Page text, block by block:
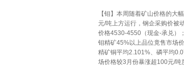
【钼】本周随着矿山价格的大
元/吨上方运行，钢企采购价被
价格4530-4550（现金-承兑）
钼精矿45%以上品位竟售市场
精矿铜平均2.101%、磷平均
场价格较3月份暴涨超100元/吨